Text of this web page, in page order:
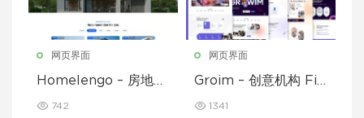
网页界面
Homelengo – 房地产
742
网页界面
Groim – 创意机构 Fig
1341